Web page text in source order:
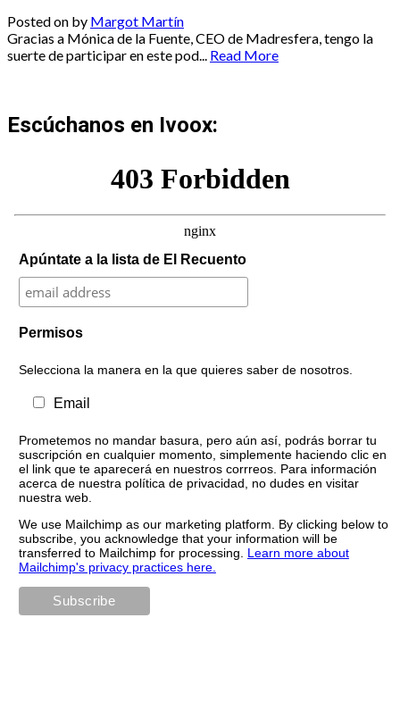
Posted on by Margot Martín
Gracias a Mónica de la Fuente, CEO de Madresfera, tengo la
suerte de participar en este pod... Read More
Escúchanos en Ivoox:
Apúntate a la lista de El Recuento
Permisos
Selecciona la manera en la que quieres saber de nosotros.
Email
Prometemos no mandar basura, pero aún así, podrás borrar tu
suscripción en cualquier momento, simplemente haciendo clic en
el link que te aparecerá en nuestros corrreos. Para información
acerca de nuestra política de privacidad, no dudes en visitar
nuestra web.
We use Mailchimp as our marketing platform. By clicking below to
subscribe, you acknowledge that your information will be
transferred to Mailchimp for processing. Learn more about
Mailchimp's privacy practices here.